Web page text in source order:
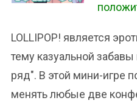
LOLLIPOP! является
тему казуальной
ряд". В этой мини-игре
менять любые две